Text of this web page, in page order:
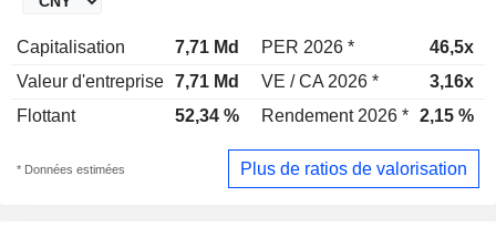
Capitalisation 7,71 Md PER 2026 *
46,5x
Valeur d'entreprise 7,71 Md VE / CA 2026 *
3,16x
Flottant
52,34 % Rendement 2026 * 2,15 %
* Données estimées Plus de ratios de valorisation